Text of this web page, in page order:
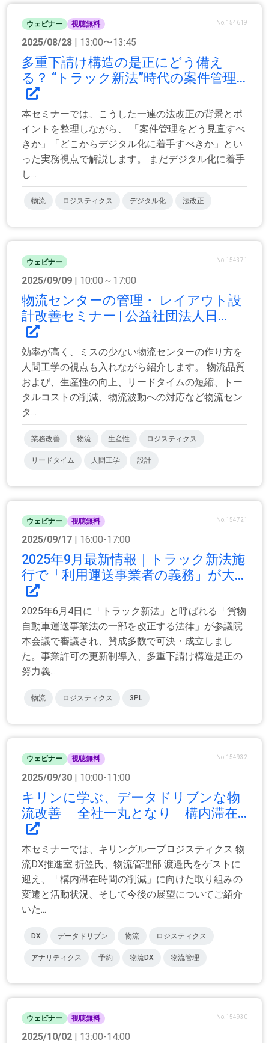
ウェビナー 視聴無料 No.154619
2025/08/28 | 13:00〜13:45
多重下請け構造の是正にどう備え
る？ “トラック新法”時代の案件管理...
本セミナーでは、こうした一連の法改正の背景とポ
イントを整理しながら、 「案件管理をどう見直すべ
きか」「どこからデジタル化に着手すべきか」とい
った実務視点で解説します。 まだデジタル化に着手
し...
物流 ロジスティクス デジタル化 法改正
ウェビナー No.154371
2025/09/09 | 10:00～17:00
物流センターの管理・ レイアウト設
計改善セミナー | 公益社団法人日...
効率が高く、ミスの少ない物流センターの作り方を
人間工学の視点も入れながら紹介します。 物流品質
および、生産性の向上、リードタイムの短縮、トー
タルコストの削減、物流波動への対応など物流セン
タ...
業務改善 物流 生産性 ロジスティクス
リードタイム 人間工学 設計
ウェビナー 視聴無料 No.154721
2025/09/17 | 16:00-17:00
2025年9月最新情報｜トラック新法施
行で「利用運送事業者の義務」が大...
2025年6月4日に「トラック新法」と呼ばれる「貨物
自動車運送事業法の一部を改正する法律」が参議院
本会議で審議され、賛成多数で可決・成立しまし
た。事業許可の更新制導入、多重下請け構造是正の
努力義...
物流 ロジスティクス 3PL
ウェビナー 視聴無料 No.154932
2025/09/30 | 10:00-11:00
キリンに学ぶ、データドリブンな物
流改善 全社一丸となり「構内滞在...
本セミナーでは、キリングループロジスティクス 物
流DX推進室 折笠氏、物流管理部 渡邉氏をゲストに
迎え、「構内滞在時間の削減」に向けた取り組みの
変遷と活動状況、そして今後の展望についてご紹介
いた...
DX データドリブン 物流 ロジスティクス
アナリティクス 予約 物流DX 物流管理
ウェビナー 視聴無料 No.154930
2025/10/02 | 13:00-14:00